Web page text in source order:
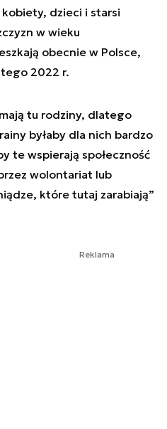
dzieci i starsi
w wieku
obecnie w Polsce,
2022 r.
tu rodziny, dlatego
byłaby dla nich bardzo
te wspierają społeczność
wolontariat lub
które tutaj zarabiają”
Reklama